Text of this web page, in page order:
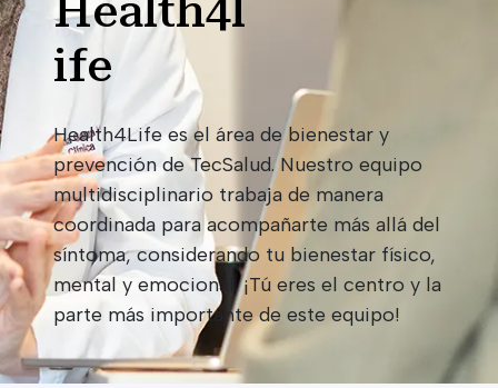
Health4l
ife
Health4Life es el área de bienestar y
prevención de TecSalud. Nuestro equipo
multidisciplinario trabaja de manera
coordinada para acompañarte más allá del
síntoma, considerando tu bienestar físico,
mental y emocional. ¡Tú eres el centro y la
parte más importante de este equipo!​